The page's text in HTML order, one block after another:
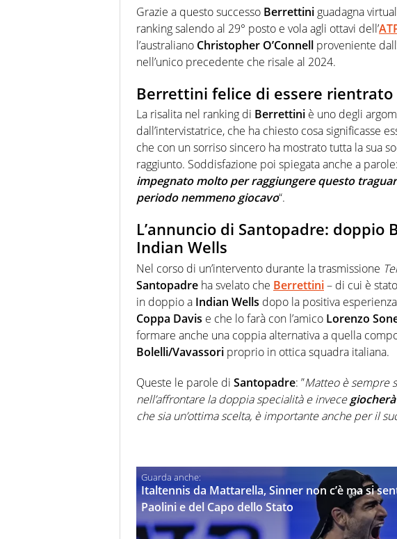
Grazie a questo successo Berrettini guadagna
ranking salendo al 29° posto e vola agli ottavi dell’
l’australiano Christopher O’Connell proveniente
nell’unico precedente che risale al 2024.
Berrettini felice di essere rientrato
La risalita nel ranking di Berrettini è uno degli
dall’intervistatrice, che ha chiesto cosa significasse
che con un sorriso sincero ha mostrato tutta la sua
raggiunto. Soddisfazione poi spiegata anche a
impegnato molto per raggiungere questo
periodo nemmeno giocavo“.
L’annuncio di Santopadre: doppio
Indian Wells
Nel corso di un’intervento durante la trasmissione
Santopadre ha svelato che Berrettini– di cui è
in doppio a Indian Wells dopo la positiva
Coppa Davis e che lo farà con l’amico Lorenzo
formare anche una coppia alternativa a quella
Bolelli/Vavassori proprio in ottica squadra italiana.
Queste le parole di Santopadre: ”Matteo è sempre
nell’affrontare la doppia specialità e invece
che sia un’ottima scelta, è importante anche per il
Italtennis da Mattarella, Sinner non c’è ma si
Paolini e del Capo dello Stato